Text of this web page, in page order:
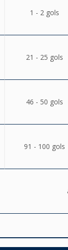
1 - 2 gols
21 - 25 gols
46 - 50 gols
91 - 100 gols